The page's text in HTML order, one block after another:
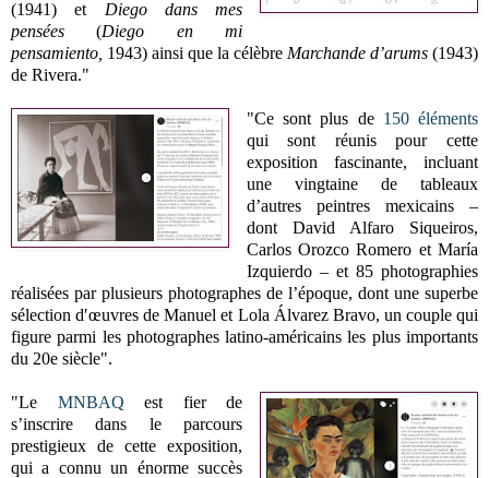
(1941) et Diego dans mes
pensées (Diego en mi
pensamiento, 1943) ainsi que la célèbre Marchande d’arums (1943)
de Rivera."
"Ce sont plus de 150 éléments
qui sont réunis pour cette
exposition fascinante, incluant
une vingtaine de tableaux
d’autres peintres mexicains –
dont David Alfaro Siqueiros,
Carlos Orozco Romero et María
Izquierdo – et 85 photographies
réalisées par plusieurs photographes de l’époque, dont une superbe
sélection d′œuvres de Manuel et Lola Álvarez Bravo, un couple qui
figure parmi les photographes latino-américains les plus importants
du 20e siècle".
"Le MNBAQ est fier de
s’inscrire dans le parcours
prestigieux de cette exposition,
qui a connu un énorme succès